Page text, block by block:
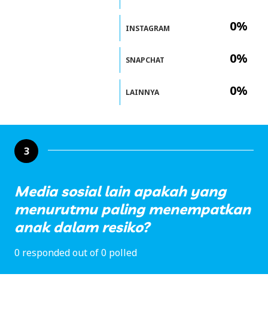
0%
0%
0%
INSTAGRAM
SNAPCHAT
LAINNYA
3
Media sosial lain apakah yang
menurutmu paling menempatkan
anak dalam resiko?
0 responded out of 0 polled